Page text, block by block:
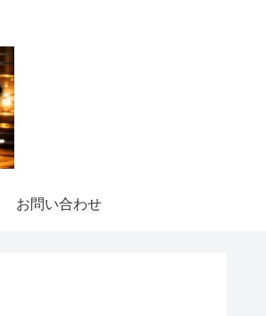
お問い合わせ